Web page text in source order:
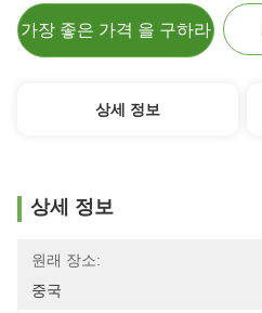
가장 좋은 가격 을 구하라
상세 정보
상세 정보
원래 장소:
중국